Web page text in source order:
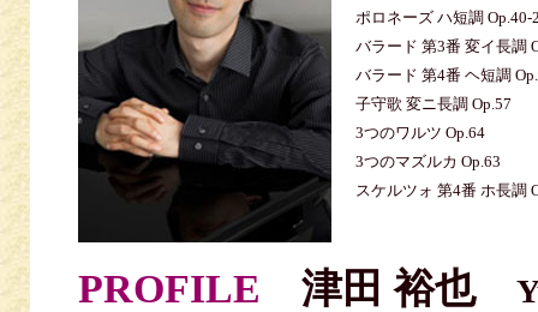
ポロネーズ ハ短調 Op.40-
バラード 第3番 変イ長調
バラード 第4番 ヘ短調
子守歌 変ニ長調 Op.57
3つのワルツ Op.64
3つのマズルカ Op.63
スケルツォ 第4番 ホ長調
PROFILE 津田 裕也